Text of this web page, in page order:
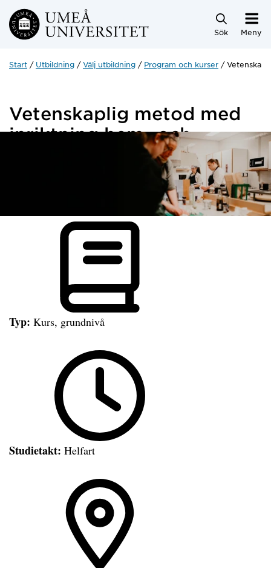
Hoppa direkt till innehållet
Sök Meny
Start Utbildning Välj utbildning Program och kurser
Vetenskaplig metod med
inriktning hem- och
konsumentkunskap 10 hp
Typ: Kurs, grundnivå
Studietakt: Helfart